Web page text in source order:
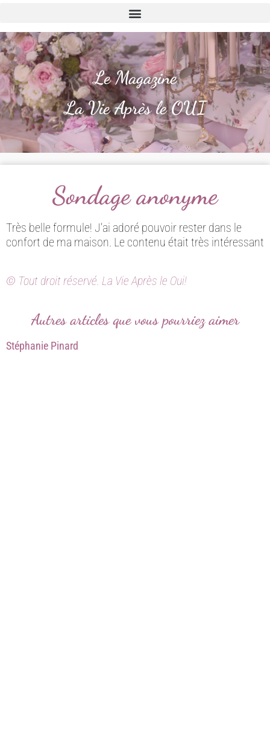
Le Magazine
La Vie Après le OUI
Sondage anonyme
Très belle formule! J’ai adoré pouvoir rester dans le
confort de ma maison. Le contenu était très intéressant
© Tout droit réservé. La Vie Après le Oui!
Autres articles que vous pourriez aimer
Stéphanie Pinard